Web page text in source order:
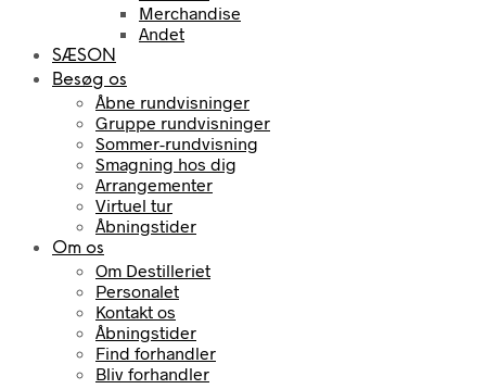
Merchandise
Andet
SÆSON
Besøg os
Åbne rundvisninger
Gruppe rundvisninger
Sommer-rundvisning
Smagning hos dig
Arrangementer
Virtuel tur
Åbningstider
Om os
Om Destilleriet
Personalet
Kontakt os
Åbningstider
Find forhandler
Bliv forhandler